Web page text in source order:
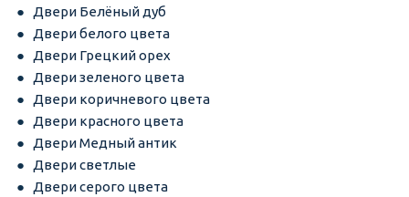
Двери Белёный дуб
Двери белого цвета
Двери Грецкий орех
Двери зеленого цвета
Двери коричневого цвета
Двери красного цвета
Двери Медный антик
Двери светлые
Двери серого цвета